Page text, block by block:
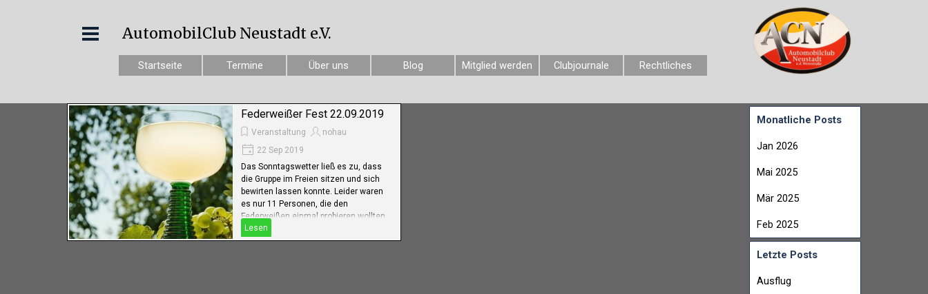
AutomobilClub Neustadt e.V.
Startseite Termine Über uns Blog Mitglied werden Clubjournale Rechtliches
Federweißer Fest 22.09.2019
Veranstaltung
nohau
22 Sep 2019
Das Sonntagswetter ließ es zu, dass
die Gruppe im Freien sitzen und sich
bewirten lassen konnte. Leider waren
es nur 11 Personen, die den
Federweißen einmal probieren wollten.
Lesen
Monatliche Posts
Jan 2026
Mai 2025
Mär 2025
Feb 2025
Letzte Posts
Ausflug